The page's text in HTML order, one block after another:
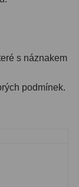
s náznakem
podmínek.